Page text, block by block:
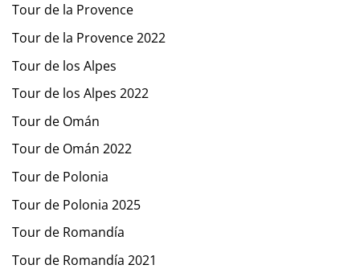
Tour de la Provence
Tour de la Provence 2022
Tour de los Alpes
Tour de los Alpes 2022
Tour de Omán
Tour de Omán 2022
Tour de Polonia
Tour de Polonia 2025
Tour de Romandía
Tour de Romandía 2021